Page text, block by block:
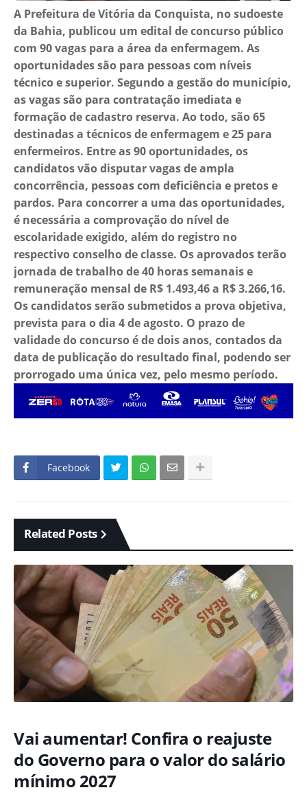
A Prefeitura de Vitória da Conquista, no sudoeste
da Bahia, publicou um edital de concurso público
com 90 vagas para a área da enfermagem. As
oportunidades são para pessoas com níveis
técnico e superior. Segundo a gestão do município,
as vagas são para contratação imediata e
formação de cadastro reserva. Ao todo, são 65
destinadas a técnicos de enfermagem e 25 para
enfermeiros. Entre as 90 oportunidades, os
candidatos vão disputar vagas de ampla
concorrência, pessoas com deficiência e pretos e
pardos. Para concorrer a uma das oportunidades,
é necessária a comprovação do nível de
escolaridade exigido, além do registro no
respectivo conselho de classe. Os aprovados terão
jornada de trabalho de 40 horas semanais e
remuneração mensal de R$ 1.493,46 a R$ 3.266,16.
Os candidatos serão submetidos a prova objetiva,
prevista para o dia 4 de agosto. O prazo de
validade do concurso é de dois anos, contados da
data de publicação do resultado final, podendo ser
prorrogado uma única vez, pelo mesmo período.
Facebook
Related Posts
Vai aumentar! Confira o reajuste
do Governo para o valor do salário
mínimo 2027